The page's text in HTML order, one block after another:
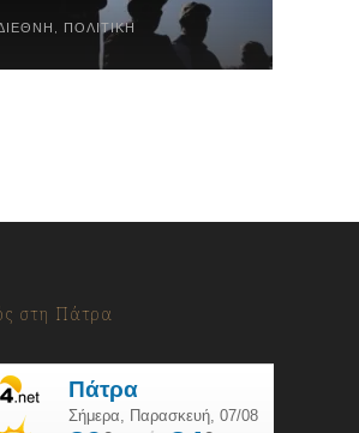
, ΠΟΛΙΤΙΚΉ
στη Πάτρα